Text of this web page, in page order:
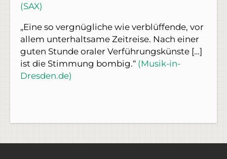
(SAX)
„Eine so vergnügliche wie verblüffende, vor
allem unterhaltsame Zeitreise. Nach einer
guten Stunde oraler Verführungskünste […]
ist die Stimmung bombig.“ (Musik-in-
Dresden.de)